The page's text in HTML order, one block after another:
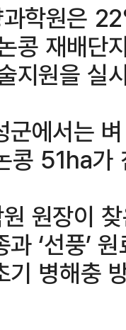
학원은
콩 재배단
지원을 실
군에서는
51ha가
원장이
‘선풍’
기 병해충